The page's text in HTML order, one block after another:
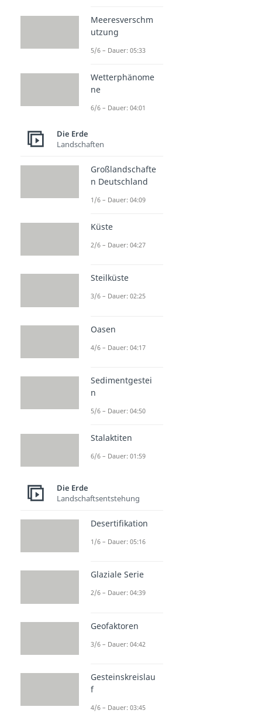
Meeresverschm
utzung
5/6 – Dauer: 05:33
Wetterphänome
ne
6/6 – Dauer: 04:01
Die Erde
Landschaften
Großlandschafte
n Deutschland
1/6 – Dauer: 04:09
Küste
2/6 – Dauer: 04:27
Steilküste
3/6 – Dauer: 02:25
Oasen
4/6 – Dauer: 04:17
Sedimentgestei
n
5/6 – Dauer: 04:50
Stalaktiten
6/6 – Dauer: 01:59
Die Erde
Landschaftsentstehung
Desertifikation
1/6 – Dauer: 05:16
Glaziale Serie
2/6 – Dauer: 04:39
Geofaktoren
3/6 – Dauer: 04:42
Gesteinskreislau
f
4/6 – Dauer: 03:45